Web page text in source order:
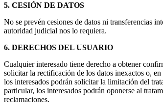
5. CESIÓN DE DATOS
No se prevén cesiones de datos ni transferencias
autoridad judicial nos lo requiera.
6. DERECHOS DEL USUARIO
Cualquier interesado tiene derecho a obtener
solicitar la rectificación de los datos inexactos o,
los interesados podrán solicitar la limitación del
particular, los interesados podrán oponerse al
reclamaciones.